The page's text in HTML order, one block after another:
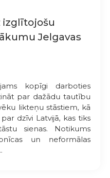
izglītojošu
Jelgavas
kopīgi darboties
par dažādu tautību
likteņu stāstiem, kā
dzīvi Latvijā, kas tiks
sienas. Notikums
un neformālas